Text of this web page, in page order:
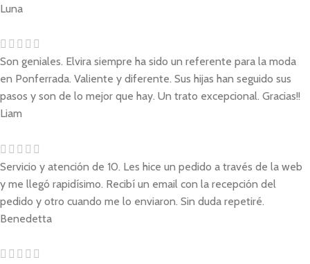
Luna
Son geniales. Elvira siempre ha sido un referente para la moda
en Ponferrada. Valiente y diferente. Sus hijas han seguido sus
pasos y son de lo mejor que hay. Un trato excepcional. Gracias!!
Liam
Servicio y atención de 10. Les hice un pedido a través de la web
y me llegó rapidísimo. Recibí un email con la recepción del
pedido y otro cuando me lo enviaron. Sin duda repetiré.
Benedetta